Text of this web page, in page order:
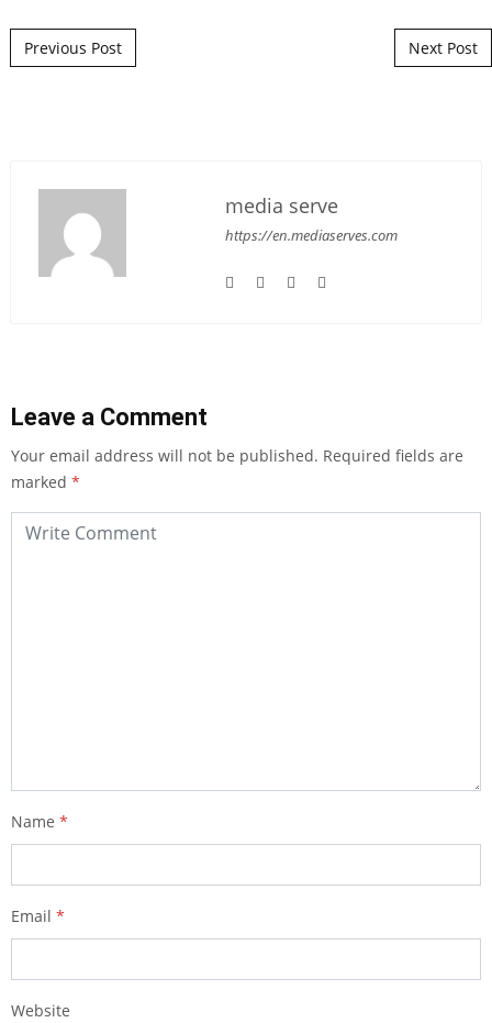
Post navigation
Previous Post Next Post
media serve
https://en.mediaserves.com
Leave a Comment
Your email address will not be published. Required fields are
marked *
Name *
Email *
Website